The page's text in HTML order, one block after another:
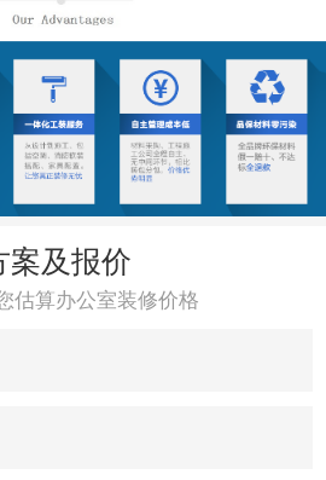
案及报价
估算办公室装修价格